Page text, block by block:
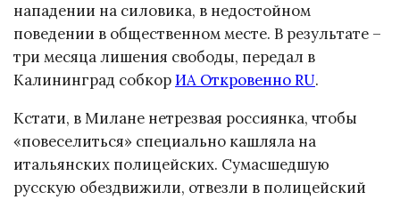
нападении на силовика, в недостойном
поведении в общественном месте. В результате –
три месяца лишения свободы, передал в
Калининград собкорИА Откровенно RU.
Кстати, в Милане нетрезвая россиянка, чтобы
«повеселиться» специально кашляла на
итальянских полицейских. Сумасшедшую
русскую обездвижили, отвезли в полицейский